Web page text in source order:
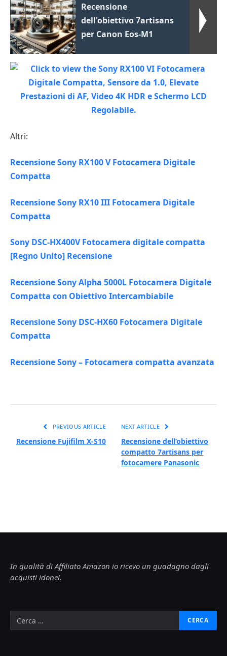
Recensione
dell'obiettivo 7artisans
per Canon Eos-M1
Altri:
Recensione Sony RX100 V Fotocamera Digitale
Compatta
Recensione Sony RX10 III Fotocamera Digitale
Compatta
Sony DSC-HX400V Fotocamera digitale compatta
[Regno Unito] Recensione
Recensione Sony Alpha 5000L Fotocamera Digitale
Compatta con Obiettivo Intercambiabile
Recensione Sony DSC-HX60 Fotocamera Digitale
Compatta
Recensione Sony – Fotocamera compatta avanzata
PREVIOUS ARTICLE
Recensione Fujifilm X-S10
NEXT ARTICLE
Recensione dell’obiettivo
compatto 7artisans per
fotocamere Panasonic
In qualità di Affiliato Amazon io ricevo un guadagno dagli
acquisti idonei.